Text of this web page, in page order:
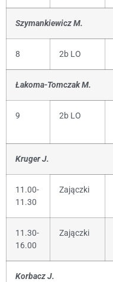
Szymankiewicz M.
8 2b LO
Łakoma-Tomczak M.
9 2b LO
Kruger J.
11.00-
11.30
Zajączki
11.30-
16.00
Zajączki
Korbacz J.